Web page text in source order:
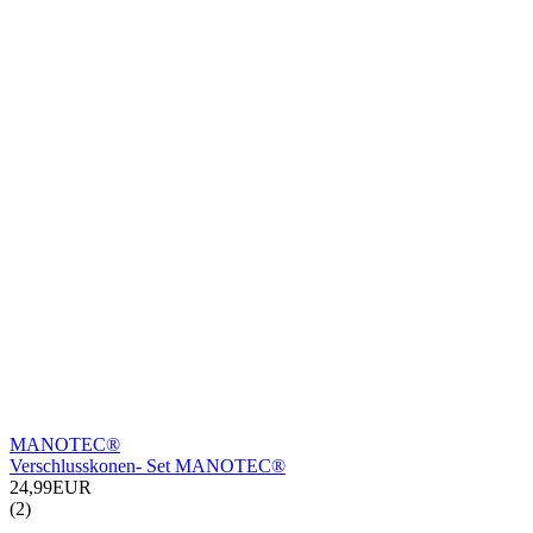
MANOTEC®
Verschlusskonen- Set MANOTEC®
24,99EUR
(2)